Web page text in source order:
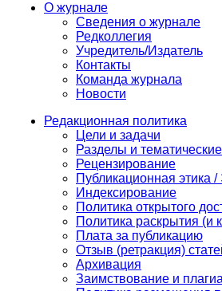
О журнале
Сведения о журнале
Редколлегия
Учредитель/Издатель
Контакты
Команда журнала
Новости
Редакционная политика
Цели и задачи
Разделы и
Рецензирование
Публикационная этика
Индексирование
Политика открытого
Политика раскрытия (и
Плата за публикацию
Отзыв (ретракция)
Архивация
Заимствование и